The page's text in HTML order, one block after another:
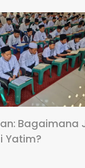
Bagaimana
Yatim?